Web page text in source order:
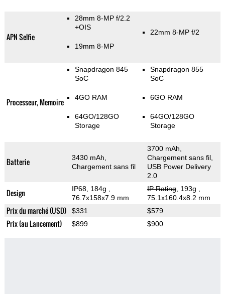
APN Selfie
28mm 8-MP f/2.2
+OIS
19mm 8-MP
22mm 8-MP f/2
Processeur, Memoire
Snapdragon 845
SoC
4GO RAM
64GO/128GO
Storage
Snapdragon 855
SoC
6GO RAM
64GO/128GO
Storage
Batterie
3430 mAh,
Chargement sans fil
3700 mAh,
Chargement sans fil,
USB Power Delivery
2.0
Design IP68, 184g
76.7x158x7.9 mm
IP Rating, 193g
75.1x160.4x8.2 mm
Prix du marché (USD) $331 $579
Prix (au Lancement) $899 $900